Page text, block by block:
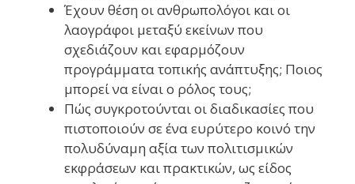
Έχουν θέση οι ανθρωπολόγοι και οι
λαογράφοι μεταξύ εκείνων που
σχεδιάζουν και εφαρμόζουν
προγράμματα τοπικής ανάπτυξης; Ποιος
μπορεί να είναι ο ρόλος τους;
Πώς συγκροτούνται οι διαδικασίες που
πιστοποιούν σε ένα ευρύτερο κοινό την
πολυδύναμη αξία των πολιτισμικών
εκφράσεων και πρακτικών, ως είδος